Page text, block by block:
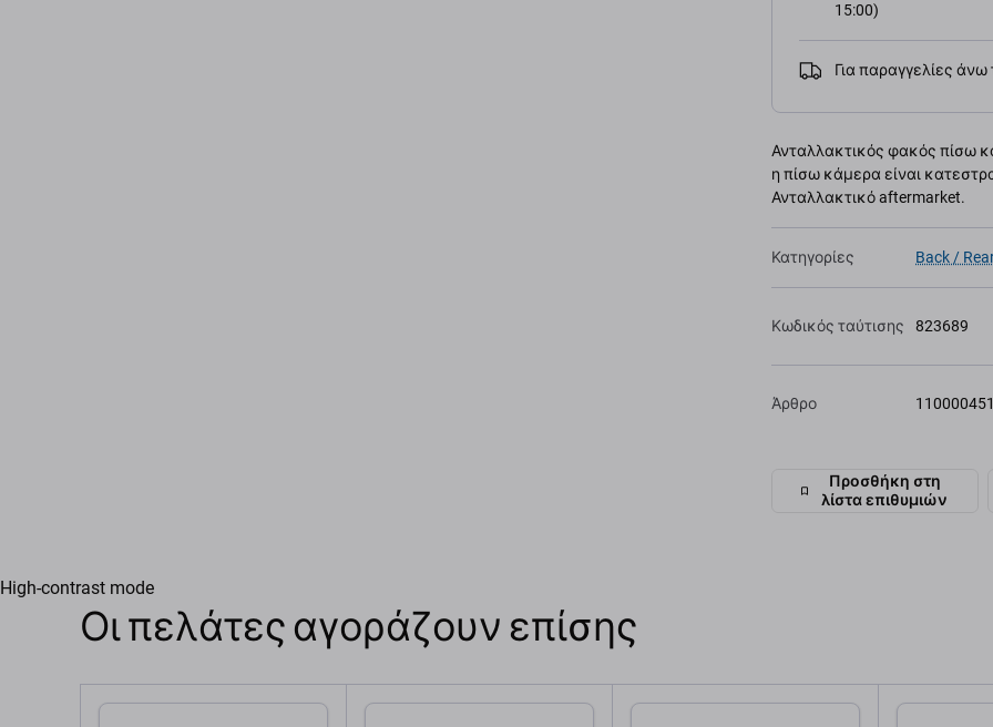
15:00)
Για παραγγελίες
Ανταλλακτικός φακός πίσω
η πίσω κάμερα είναι
Ανταλλακτικό aftermarket.
Κατηγορίες Back /
Κωδικός ταύτισης 823689
Άρθρο
Προσθήκη στη
λίστα επιθυμιών
High-contrast mode
Οι πελάτες αγοράζουν επίσης